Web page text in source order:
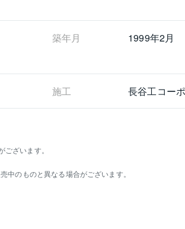
築年月 1999年2月
施工 長谷工コー
ざいます。
のものと異なる場合がございます。